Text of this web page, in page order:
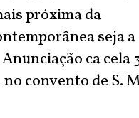
próxima da
seja a
ca cela
convento de S.